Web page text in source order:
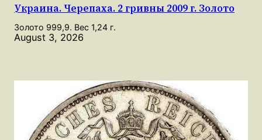
Украина. Черепаха. 2 гривны 2009 г. Золото
Золото 999,9. Вес 1,24 г.
August 3, 2026